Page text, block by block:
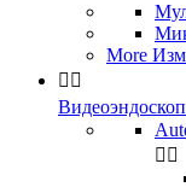
More
 
 